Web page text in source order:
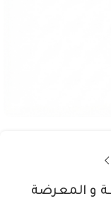
و المعرضة